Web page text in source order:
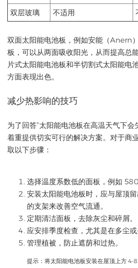
双层玻璃
不适用
双面太阳能电池板，例如安能（Anern
板，可以从两面吸收阳光，从而提高总
片式太阳能电池板和半切割式太阳能电
方面表现出色。
减少热影响的技巧
为了回答“太阳能电池板在高温天气下会
着重提供切实可行的解决方案。对于商
取以下步骤：
选择温度系数低的面板，例如 580
安装太阳能电池板时，应与屋顶
的支架来改善空气流通。
定期清洁面板，去除灰尘和碎屑。
应安排季度检查，尤其是在多尘或
管理植被，防止遮荫和过热。
提示：将太阳能电池板安装在屋顶上方 4-